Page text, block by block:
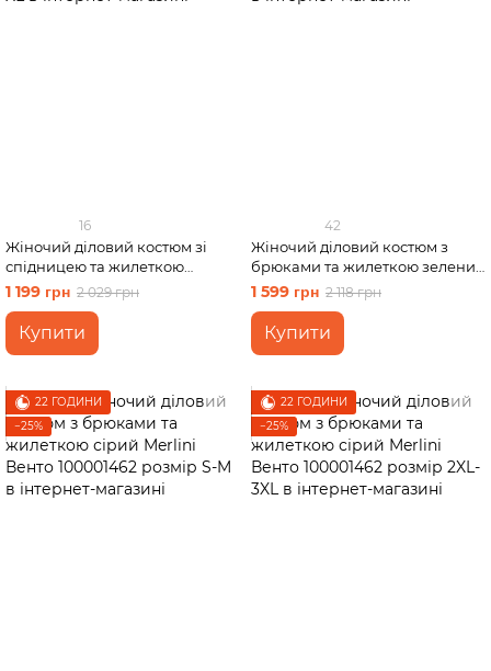
16
Жіночий діловий костюм зі
спідницею та жилеткою
чорний Merlini Ларете
100001441 розмір L-XL
1 199 грн 2 029 грн
Купити
42
Жіночий діловий костюм з
брюками та жилеткою зелений
Merlini Венто 100001463 розмір
1 599 грн 2 118 грн
Купити
22 ГОДИНИ
−25%
22 ГОДИНИ
−25%